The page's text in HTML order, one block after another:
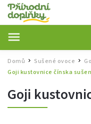
Domů / Sušené ovoce /
Goji kustovnice čínska
Goji